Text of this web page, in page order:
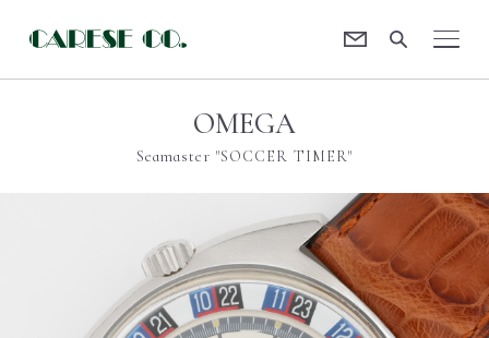
OMEGA
Seamaster "SOCCER TIMER"